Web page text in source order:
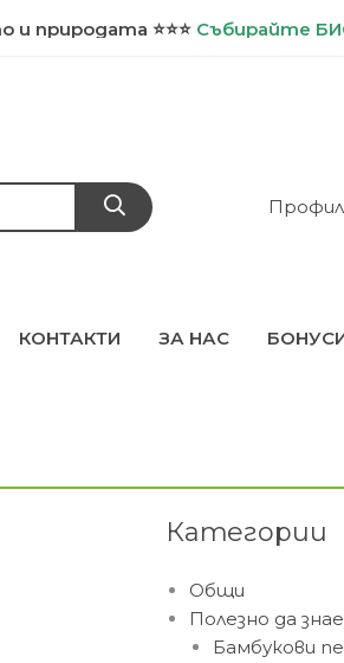
Събирайте БИО точки и
Профил
КОНТАКТИ ЗА НАС
Категории
Общи
Полезно да
Бамбукови